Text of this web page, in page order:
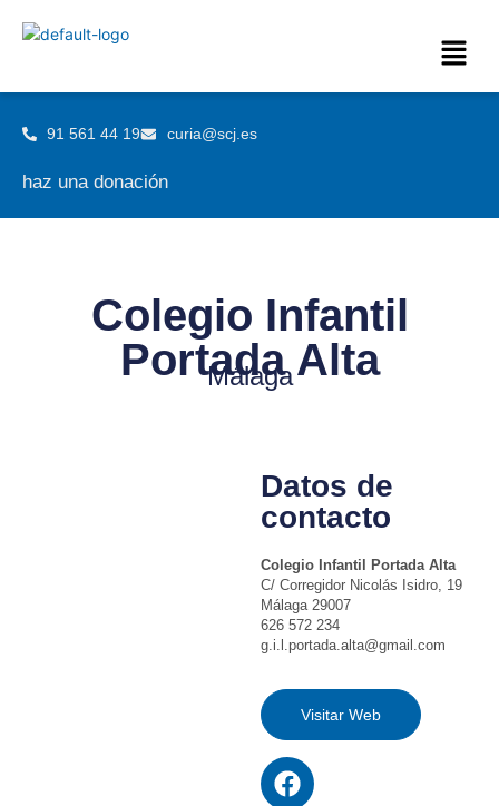
91 561 44 19 curia@scj.es
haz una donación
Colegio Infantil
Portada Alta​
Málaga
Datos de
contacto
Colegio Infantil Portada Alta
C/ Corregidor Nicolás Isidro, 19
Málaga 29007
626 572 234
g.i.l.portada.alta@gmail.com
Visitar Web